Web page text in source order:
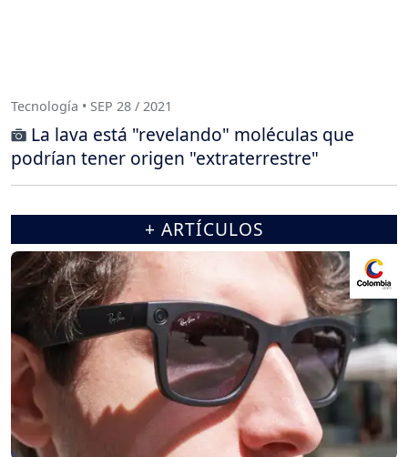
Tecnología • SEP 28 / 2021
La lava está "revelando" moléculas que
podrían tener origen "extraterrestre"
+ ARTÍCULOS